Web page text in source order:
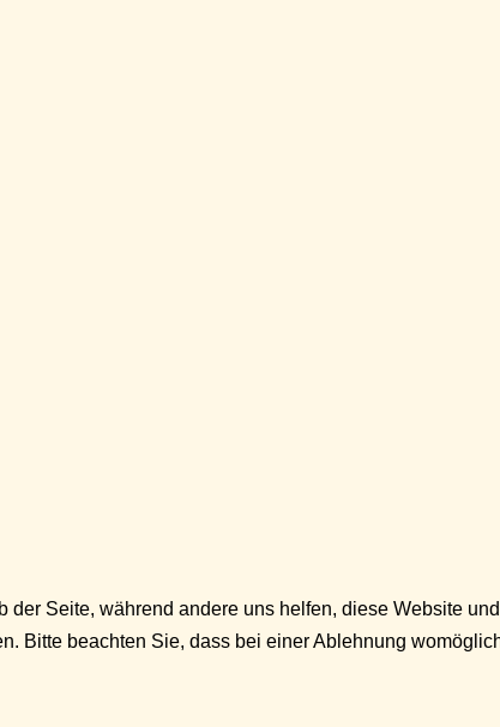
Seite, während andere uns helfen, diese Website
Bitte beachten Sie, dass bei einer Ablehnung